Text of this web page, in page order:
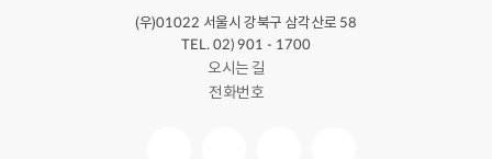
(우)01022 서울시 강북구 삼각산로 58
TEL. 02) 901 - 1700
오시는 길
전화번호